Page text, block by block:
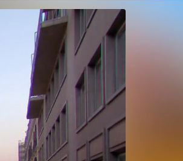
Scientology Kirche
der Scientology
Dienste
Die Dynamiken des Daseins
Die Bestandteile des Verstehens
Lösungen für eine gefährliche Umwelt
Beistände bei Krankheiten und
Verletzungen
Integrität und Ehrlichkeit